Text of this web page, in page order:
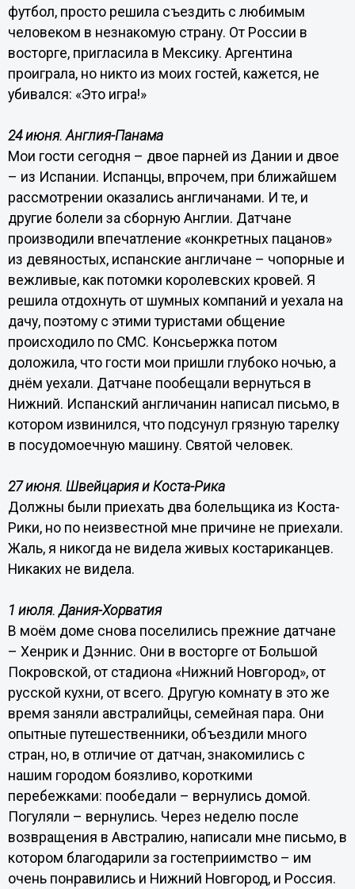
футбол, просто решила съездить с любимым
человеком в незнакомую страну. От России в
восторге, пригласила в Мексику. Аргентина
проиграла, но никто из моих гостей, кажется, не
убивался: «Это игра!»
24 июня. Англия-Панама
Мои гости сегодня – двое парней из Дании и двое
– из Испании. Испанцы, впрочем, при ближайшем
рассмотрении оказались англичанами. И те, и
другие болели за сборную Англии. Датчане
производили впечатление «конкретных пацанов»
из девяностых, испанские англичане – чопорные и
вежливые, как потомки королевских кровей. Я
решила отдохнуть от шумных компаний и уехала на
дачу, поэтому с этими туристами общение
происходило по СМС. Консьержка потом
доложила, что гости мои пришли глубоко ночью, а
днём уехали. Датчане пообещали вернуться в
Нижний. Испанский англичанин написал письмо, в
котором извинился, что подсунул грязную тарелку
в посудомоечную машину. Святой человек.
27 июня. Швейцария и Коста-Рика
Должны были приехать два болельщика из Коста-
Рики, но по неизвестной мне причине не приехали.
Жаль, я никогда не видела живых костариканцев.
Никаких не видела.
1 июля. Дания-Хорватия
В моём доме снова поселились прежние датчане
– Хенрик и Дэннис. Они в восторге от Большой
Покровской, от стадиона «Нижний Новгород», от
русской кухни, от всего. Другую комнату в это же
время заняли австралийцы, семейная пара. Они
опытные путешественники, объездили много
стран, но, в отличие от датчан, знакомились с
нашим городом боязливо, короткими
перебежками: пообедали – вернулись домой.
Погуляли – вернулись. Через неделю после
возвращения в Австралию, написали мне письмо, в
котором благодарили за гостеприимство – им
очень понравились и Нижний Новгород, и Россия.